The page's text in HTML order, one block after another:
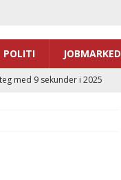
POLITI JOBMARKED
med 9 sekunder i 2025